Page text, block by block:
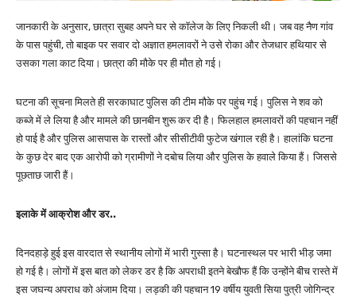
जानकारी के अनुसार, छात्रा सुबह अपने घर से कॉलेज के लिए निकली थी। जब वह नैण गांव
के पास पहुंची, तो बाइक पर सवार दो अज्ञात हमलावरों ने उसे रोका और तेजधार हथियार से
उसका गला काट दिया। छात्रा की मौके पर ही मौत हो गई।
घटना की सूचना मिलते ही सरकाघाट पुलिस की टीम मौके पर पहुंच गई। पुलिस ने शव को
कब्जे में ले लिया है और मामले की छानबीन शुरू कर दी है। फिलहाल हमलावरों की पहचान नहीं
हो पाई है और पुलिस आसपास के रास्तों और सीसीटीवी फुटेज खंगाल रही है। हालांकि घटना
के कुछ देर बाद एक आरोपी को ग्रामीणों ने दबोच लिया और पुलिस के हवाले किया हैं। जिससे
पूछताछ जारी हैं।
इलाके में आक्रोश और डर..
दिनदहाड़े हुई इस वारदात से स्थानीय लोगों में भारी गुस्सा है। घटनास्थल पर भारी भीड़ जमा
हो गई है। लोगों में इस बात को लेकर डर है कि अपराधी इतने बेखौफ हैं कि उन्होंने बीच रास्ते में
इस जघन्य अपराध को अंजाम दिया। लड़की की पहचान 19 वर्षीय युवती सिया पुत्री जोगिन्द्र